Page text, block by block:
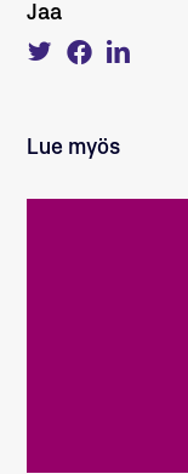
Jaa
Tweet
about
Share
on
Lue myös